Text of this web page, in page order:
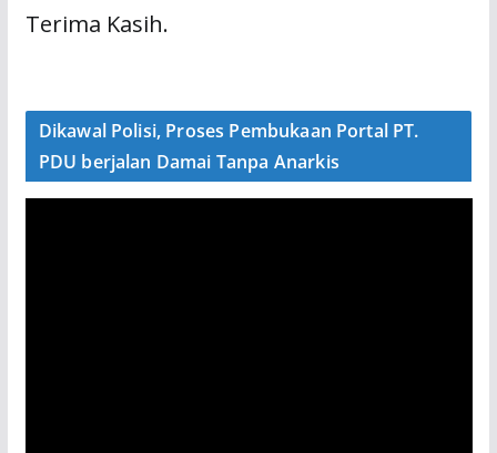
Terima Kasih.
Dikawal Polisi, Proses Pembukaan Portal PT.
PDU berjalan Damai Tanpa Anarkis